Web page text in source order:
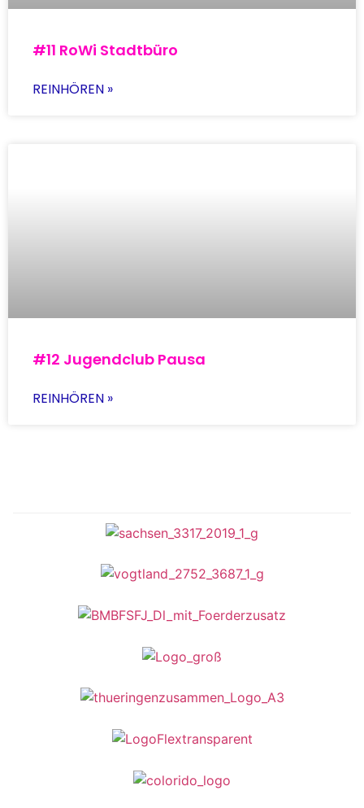
#11 RoWi Stadtbüro
REINHÖREN »
#12 Jugendclub Pausa
REINHÖREN »